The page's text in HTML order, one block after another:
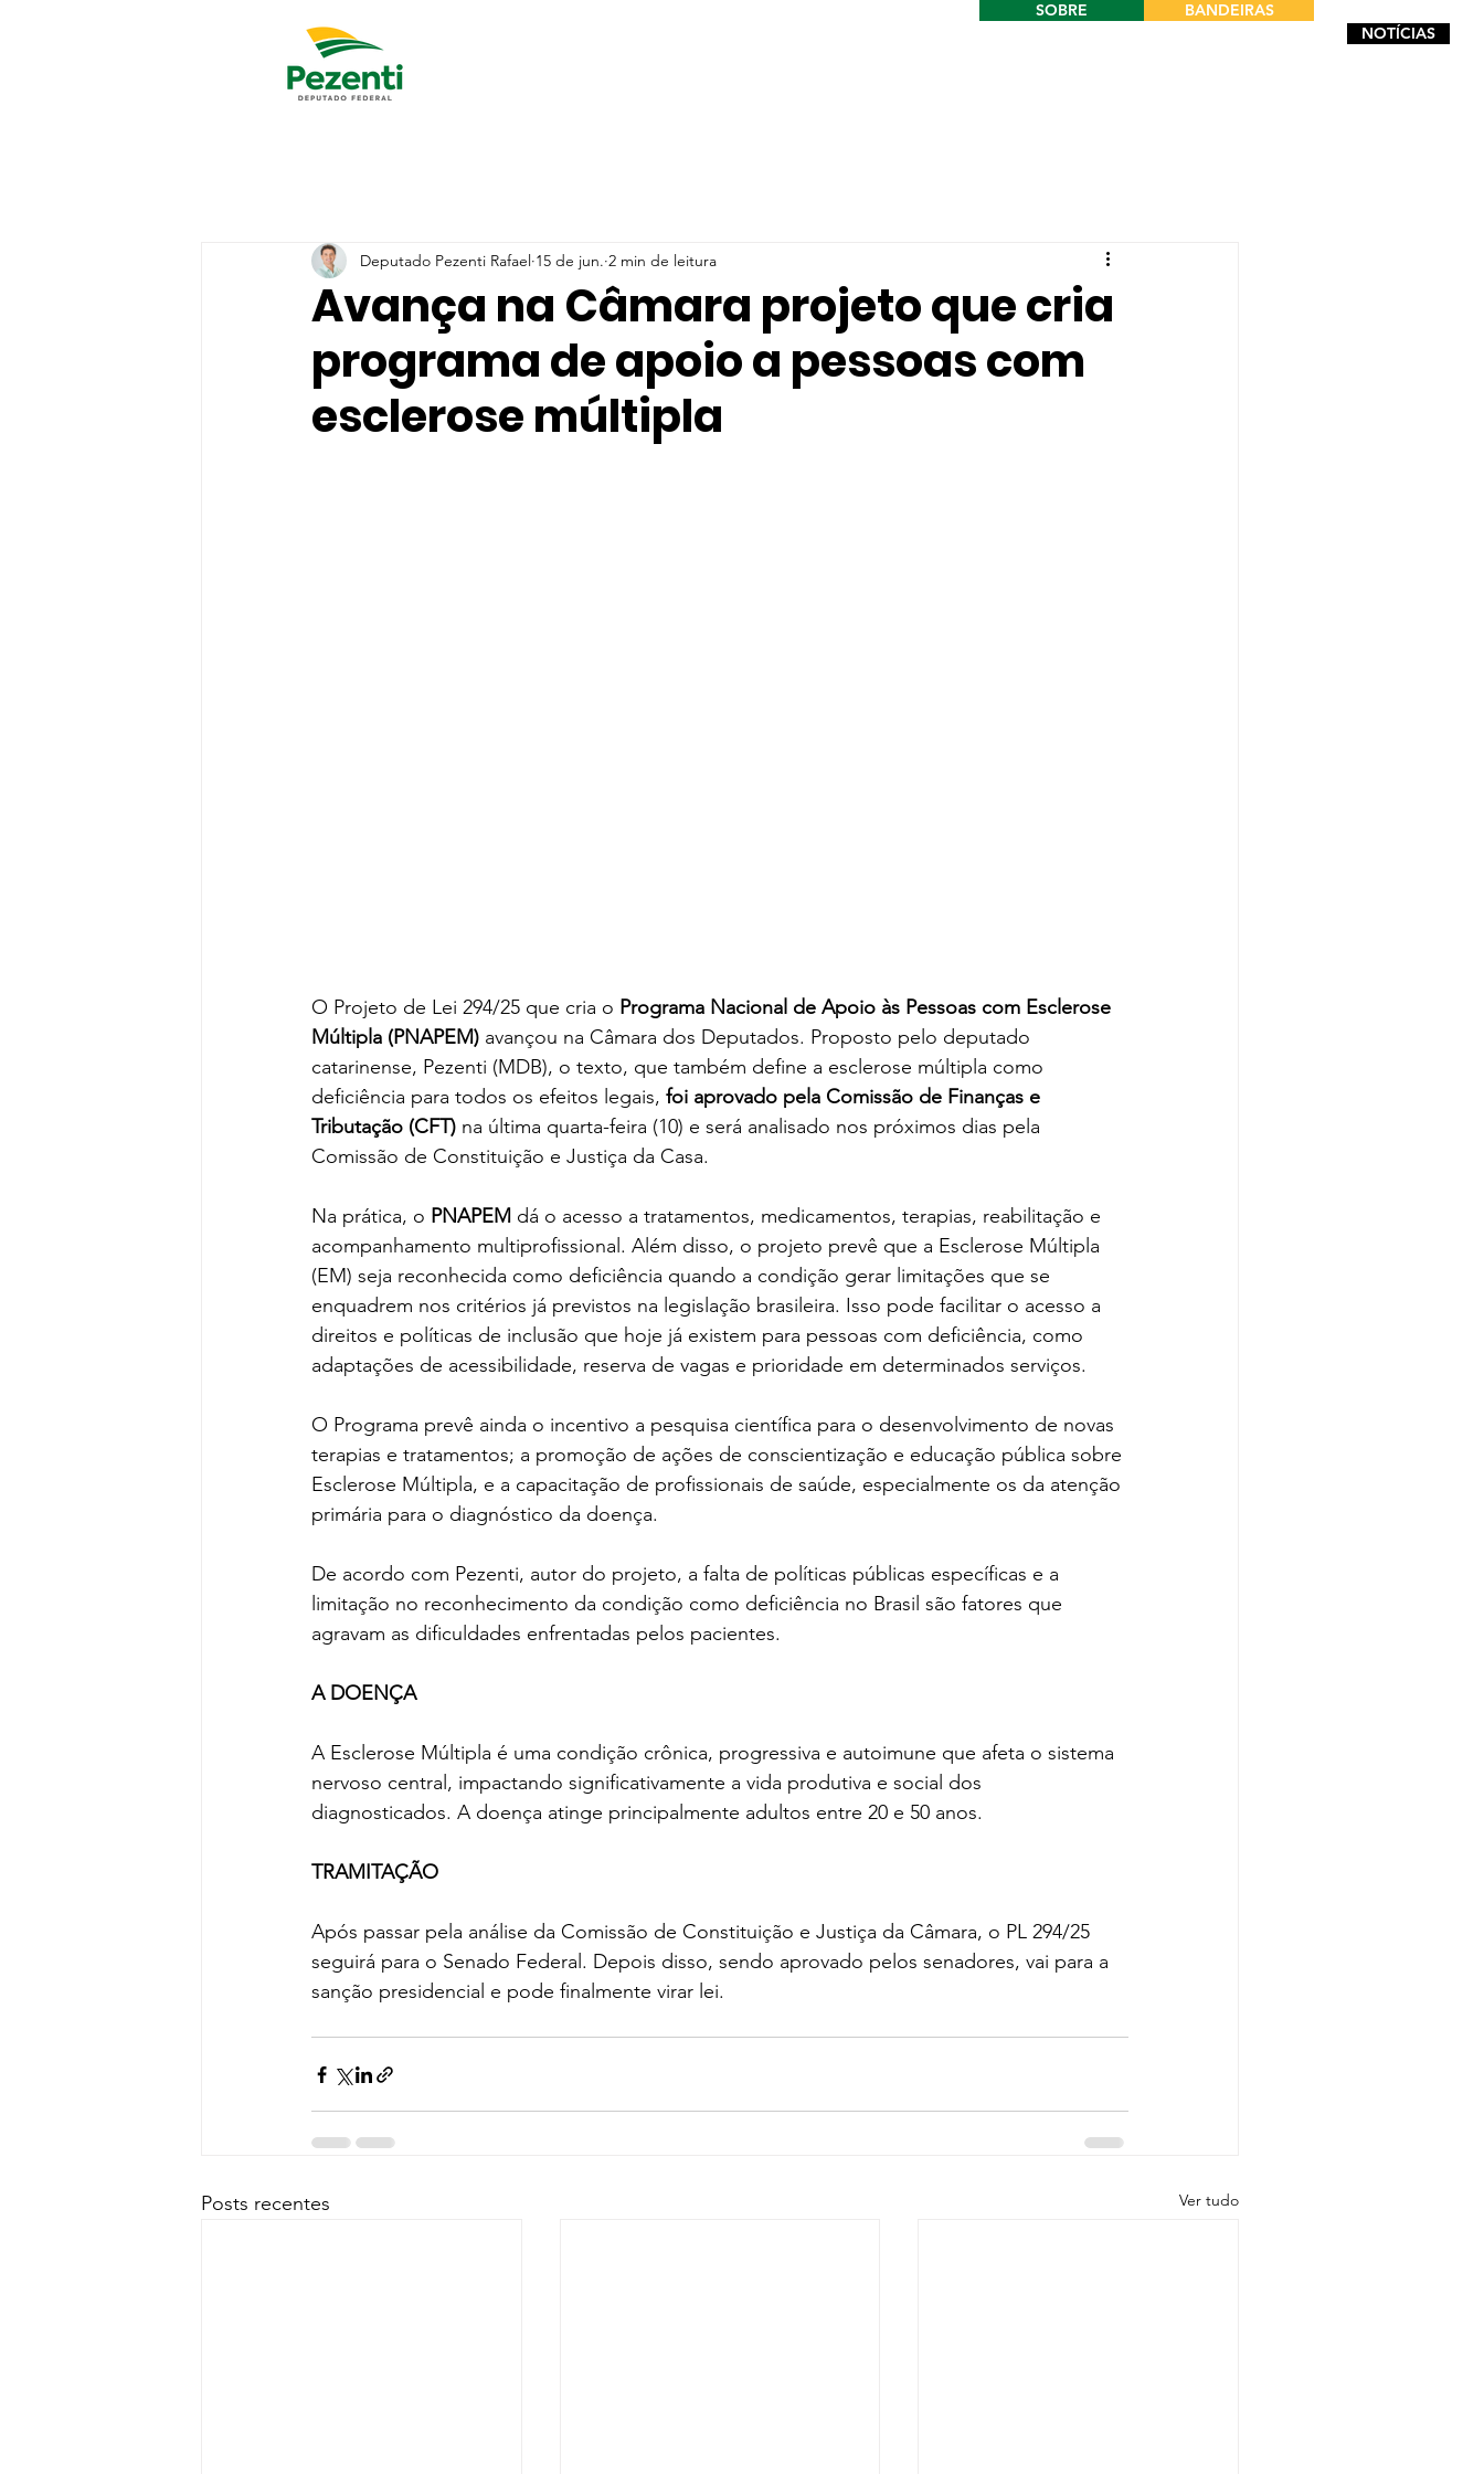
SOBRE
BANDEIRAS
NOTÍCIAS
Avança na Câmara projeto que cria
programa de apoio a pessoas com
esclerose múltipla
Deputado Pezenti Rafael 15 de jun. 2 min de leitura
O Projeto de Lei 294/25 que cria o Programa Nacional de Apoio às Pessoas com Esclerose
Múltipla (PNAPEM) avançou na Câmara dos Deputados. Proposto pelo deputado
catarinense, Pezenti (MDB), o texto, que também define a esclerose múltipla como
deficiência para todos os efeitos legais, foi aprovado pela Comissão de Finanças e
Tributação (CFT) na última quarta-feira (10) e será analisado nos próximos dias pela
Comissão de Constituição e Justiça da Casa.
Na prática, o PNAPEM dá o acesso a tratamentos, medicamentos, terapias, reabilitação e
acompanhamento multiprofissional. Além disso, o projeto prevê que a Esclerose Múltipla
(EM) seja reconhecida como deficiência quando a condição gerar limitações que se
enquadrem nos critérios já previstos na legislação brasileira. Isso pode facilitar o acesso a
direitos e políticas de inclusão que hoje já existem para pessoas com deficiência, como
adaptações de acessibilidade, reserva de vagas e prioridade em determinados serviços.
O Programa prevê ainda o incentivo a pesquisa científica para o desenvolvimento de novas
terapias e tratamentos; a promoção de ações de conscientização e educação pública sobre
Esclerose Múltipla, e a capacitação de profissionais de saúde, especialmente os da atenção
primária para o diagnóstico da doença.
De acordo com Pezenti, autor do projeto, a falta de políticas públicas específicas e a
limitação no reconhecimento da condição como deficiência no Brasil são fatores que
agravam as dificuldades enfrentadas pelos pacientes.
A DOENÇA
A Esclerose Múltipla é uma condição crônica, progressiva e autoimune que afeta o sistema
nervoso central, impactando significativamente a vida produtiva e social dos
diagnosticados. A doença atinge principalmente adultos entre 20 e 50 anos.
TRAMITAÇÃO
Após passar pela análise da Comissão de Constituição e Justiça da Câmara, o PL 294/25
seguirá para o Senado Federal. Depois disso, sendo aprovado pelos senadores, vai para a
sanção presidencial e pode finalmente virar lei.
Posts recentes Ver tudo